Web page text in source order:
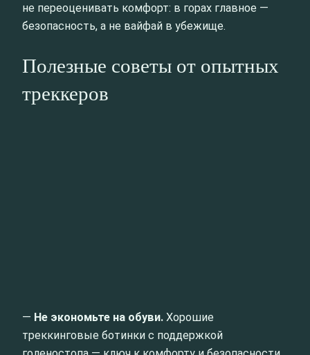
не переоценивать комфорт: в горах главное —
безопасность, а не вайфай в убежище.
Полезные советы от опытных
треккеров
— Не экономьте на обуви. Хорошие
треккинговые ботинки с поддержкой